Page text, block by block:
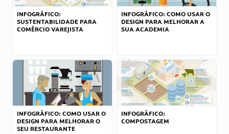
INFOGRÁFICO:
SUSTENTABILIDADE PARA
COMÉRCIO VAREJISTA
INFOGRÁFICO: COMO USAR O
DESIGN PARA MELHORAR A
SUA ACADEMIA
INFOGRÁFICO: COMO USAR O
DESIGN PARA MELHORAR O
SEU RESTAURANTE
INFOGRÁFICO:
COMPOSTAGEM